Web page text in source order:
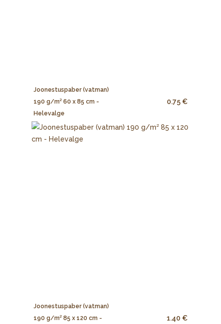
Joonestuspaber (vatman)
190 g/m² 60 x 85 cm -
Helevalge
0.75 €
Joonestuspaber (vatman)
190 g/m² 85 x 120 cm -
1.40 €